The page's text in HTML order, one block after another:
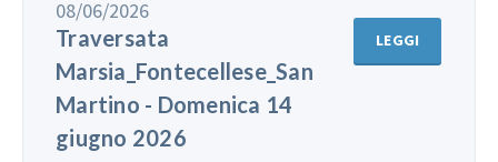
08/06/2026
Traversata
Marsia_Fontecellese_San
Martino - Domenica 14
giugno 2026
LEGGI